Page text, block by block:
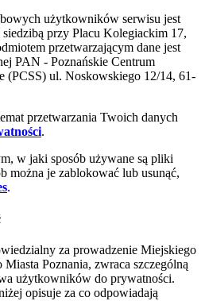
użytkowników serwisu jest
przy Placu Kolegiackim 17,
przetwarzającym dane jest
PAN - Poznańskie Centrum
(PCSS) ul. Noskowskiego 12/14, 61-
przetwarzania Twoich danych
.
w jaki sposób używane są pliki
można je zablokować lub usunąć,
.
za prowadzenie Miejskiego
Poznania, zwraca szczególną
użytkowników do prywatności.
opisuje za co odpowiadają